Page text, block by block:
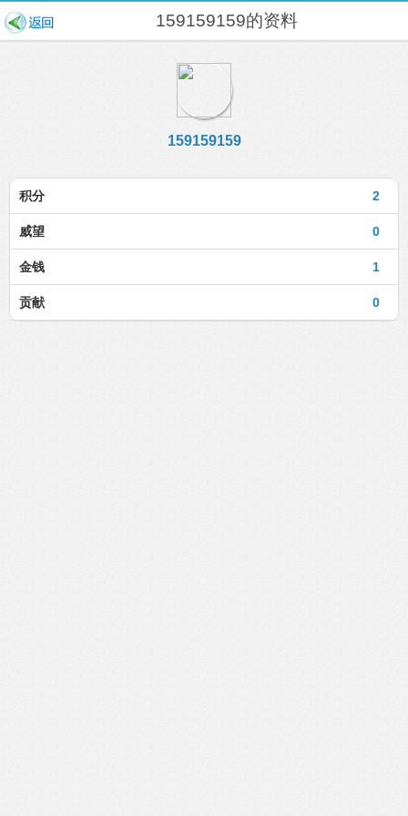
159159159的资料
159159159
2
积分
0
威望
1
金钱
0
贡献